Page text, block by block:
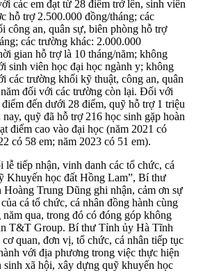
các em đạt từ 28 điểm trở lên, sinh viên
hỗ trợ 2.500.000 đồng/tháng; các
công an, quân sự, biên phòng hỗ trợ
các trường khác: 2.000.000
gian hỗ trợ là 10 tháng/năm; không
sinh viên học đại học ngành y; không
các trường khối kỹ thuật, công an, quân
đối với các trường còn lại. Đối với
đến dưới 28 điểm, quỹ hỗ trợ 1 triệu
quỹ đã hỗ trợ 216 học sinh gặp hoàn
điểm cao vào đại học (năm 2021 có
có 58 em; năm 2023 có 51 em).
lễ tiếp nhận, vinh danh các tổ chức, cá
Khuyến học đất Hồng Lam”, Bí thư
Trung Dũng ghi nhận, cảm ơn sự
cá tổ chức, cá nhân đồng hành cùng
qua, trong đó có đóng góp không
T&T Group. Bí thư Tỉnh ủy Hà Tĩnh
quan, đơn vị, tổ chức, cá nhân tiếp tục
với địa phương trong việc thực hiện
sinh xã hội, xây dựng quỹ khuyến học